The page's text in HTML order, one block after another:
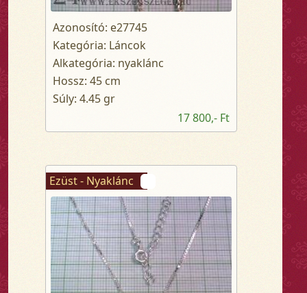
Azonosító: e27745
Kategória: Láncok
Alkategória: nyaklánc
Hossz: 45 cm
Súly: 4.45 gr
17 800,- Ft
Ezüst - Nyaklánc